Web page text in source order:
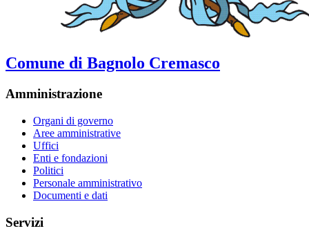
Comune di Bagnolo Cremasco
Amministrazione
Organi di governo
Aree amministrative
Uffici
Enti e fondazioni
Politici
Personale amministrativo
Documenti e dati
Servizi